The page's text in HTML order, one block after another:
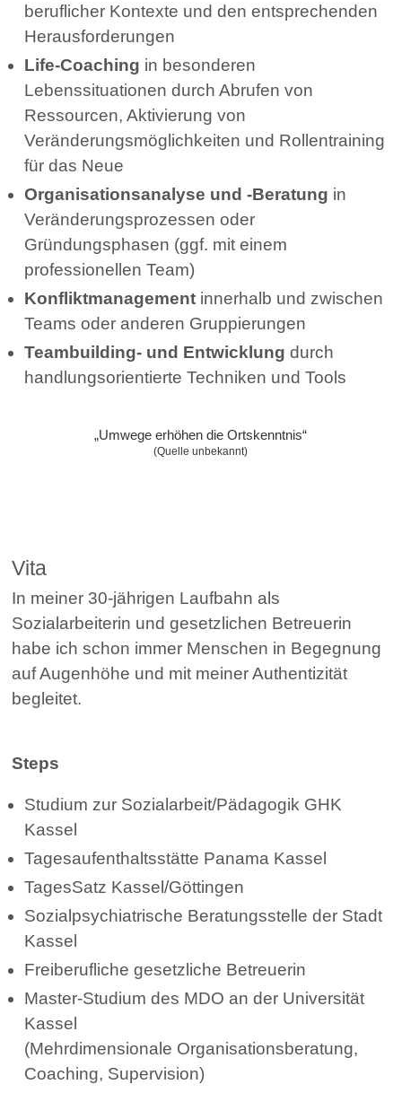
beruflicher Kontexte und den entsprechenden
Herausforderungen
Life-Coaching in besonderen
Lebenssituationen durch Abrufen von
Ressourcen, Aktivierung von
Veränderungsmöglichkeiten und Rollentraining
für das Neue
Organisationsanalyse und -Beratung in
Veränderungsprozessen oder
Gründungsphasen (ggf. mit einem
professionellen Team)
Konfliktmanagement innerhalb und zwischen
Teams oder anderen Gruppierungen
Teambuilding- und Entwicklung durch
handlungsorientierte Techniken und Tools
„Umwege erhöhen die Ortskenntnis“
(Quelle unbekannt)
Vita
In meiner 30-jährigen Laufbahn als
Sozialarbeiterin und gesetzlichen Betreuerin
habe ich schon immer Menschen in Begegnung
auf Augenhöhe und mit meiner Authentizität
begleitet.
Steps
Studium zur Sozialarbeit/Pädagogik GHK
Kassel
Tagesaufenthaltsstätte Panama Kassel
TagesSatz Kassel/Göttingen
Sozialpsychiatrische Beratungsstelle der Stadt
Kassel
Freiberufliche gesetzliche Betreuerin
Master-Studium des MDO an der Universität
Kassel
(Mehrdimensionale Organisationsberatung,
Coaching, Supervision)